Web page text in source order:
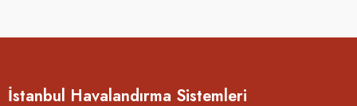
İstanbul Havalandırma Sistemleri